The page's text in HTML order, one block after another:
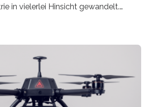
in vielerlei Hinsicht gewandelt.
seiner Leichtigkeit und
Fragen betreffend Nachhaltigkeit
auf. Insbesondere die
ist sehr energieintensiv und